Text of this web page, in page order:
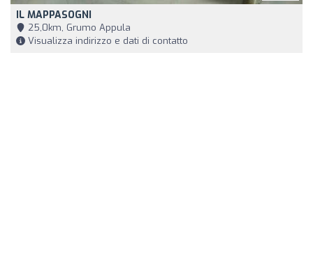
IL MAPPASOGNI
25,0km, Grumo Appula
Visualizza indirizzo e dati di contatto